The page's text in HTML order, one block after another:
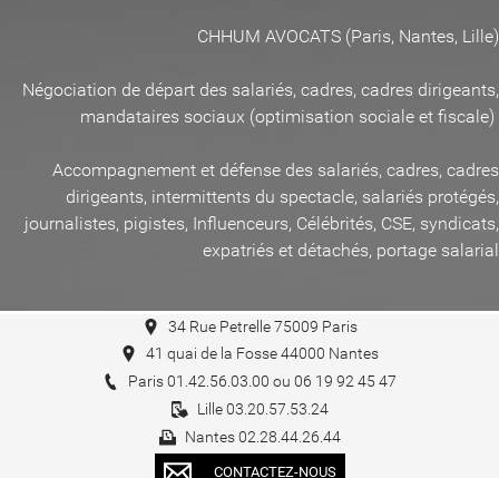
CHHUM AVOCATS (Paris, Nantes, Lille)
Négociation de départ des salariés, cadres, cadres dirigeants,
mandataires sociaux (optimisation sociale et fiscale)
Accompagnement et défense des salariés, cadres, cadres
dirigeants, intermittents du spectacle, salariés protégés,
journalistes, pigistes, Influenceurs, Célébrités, CSE, syndicats,
expatriés et détachés, portage salarial
34 Rue Petrelle 75009 Paris
41 quai de la Fosse 44000 Nantes
Paris 01.42.56.03.00 ou 06 19 92 45 47
Lille 03.20.57.53.24
Nantes 02.28.44.26.44
CONTACTEZ-NOUS